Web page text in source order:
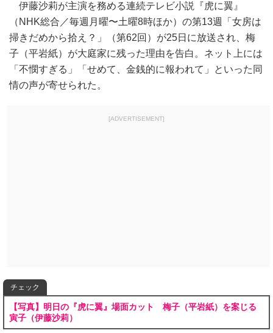
伊藤沙莉が主演を務める連続テレビ小説『虎に翼』
（NHK総合／毎週月曜〜土曜8時ほか）の第13週「女房は
掃きだめから拾え？」（第62回）が25日に放送され、梅
子（平岩紙）が大庭家に残った理由を告白。ネット上には
「不憫すぎる」「せめて、金銭的に報われて」といった同
情の声が寄せられた。
[ADVERTISEMENT]
チェック
【写真】明日の『虎に翼』場面カット 梅子（平岩紙）を案じる
寅子（伊藤沙莉）